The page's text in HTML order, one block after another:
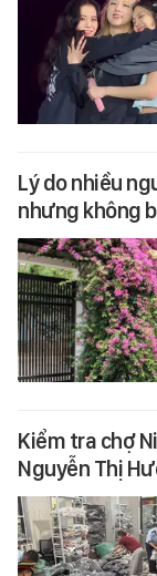
Lý do nhiều
nhưng không
Kiểm tra chợ
Nguyễn Thị